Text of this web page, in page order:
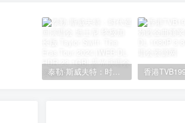
泰勒·斯威夫特：时代巡回演唱会 迪士尼·终极加长版 Taylor Swift: The Eras Tour 2024 [WEB-DL HDR 23.1GB]